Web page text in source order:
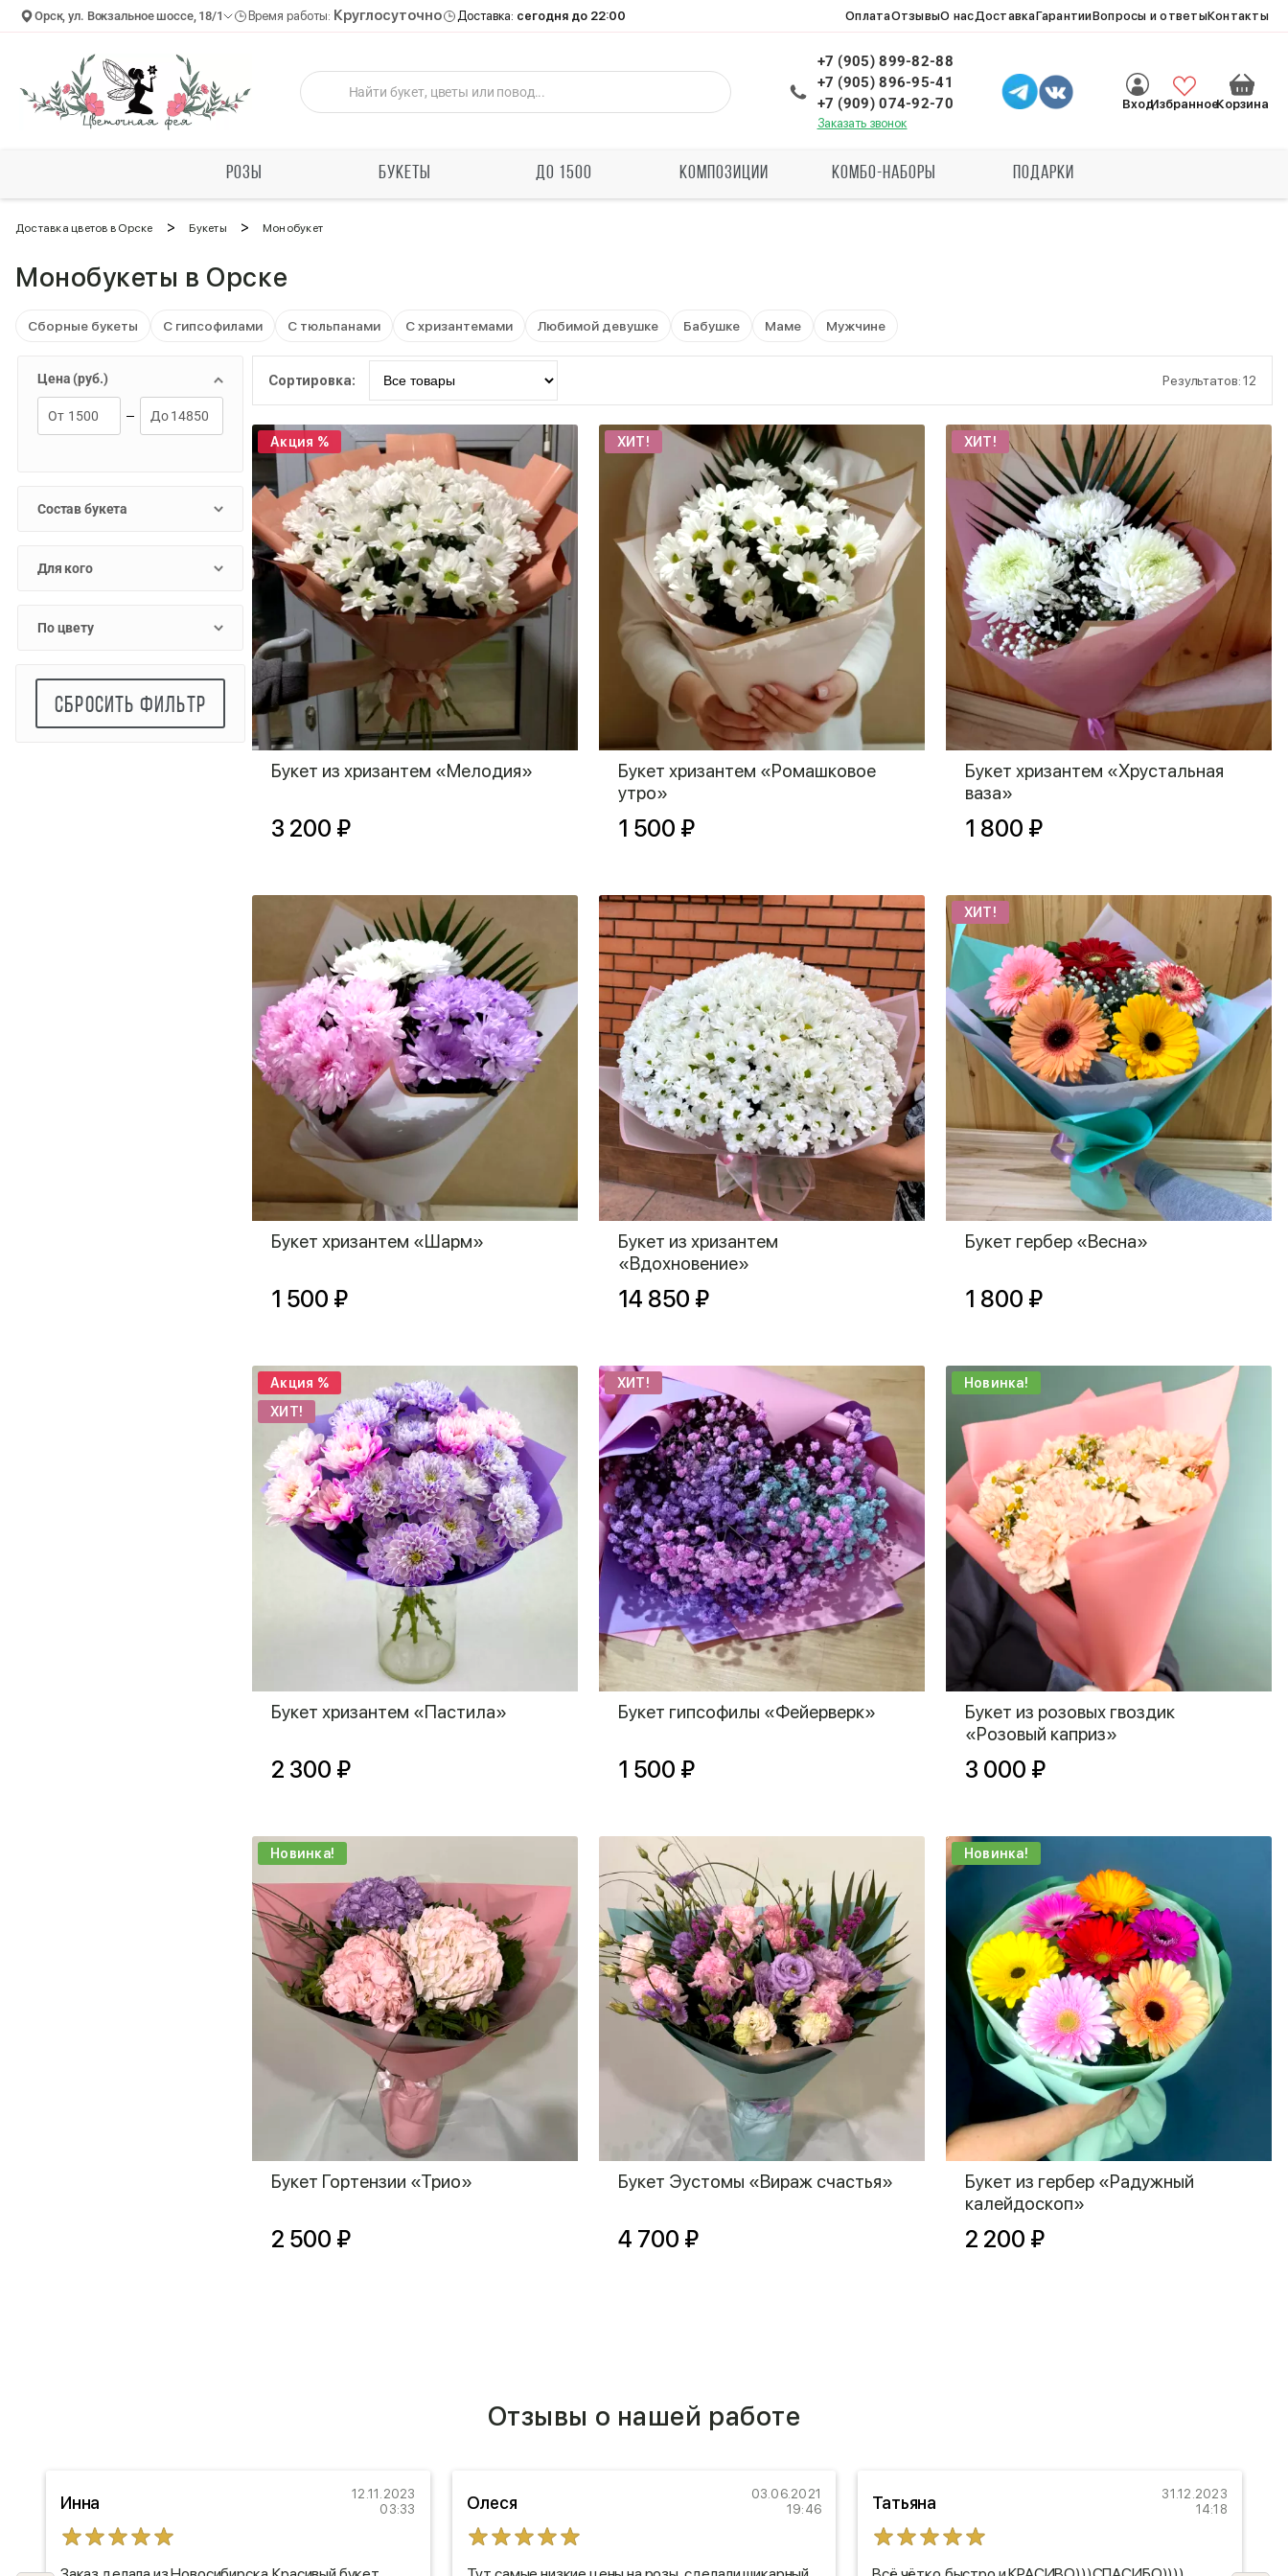
Орск, ул. Вокзальное шоссе, 18/1 Время работы: Круглосуточно Доставка: сегодня до 22:00 ОплатаОтзывыО насДоставкаГарантииВопросы и ответыКонтакты
+7 (905) 899-82-88
+7 (905) 896-95-41
+7 (909) 074-92-70
Заказать звонок
ВходИзбранноеКорзина
РОЗЫ БУКЕТЫ ДО 1500 КОМПОЗИЦИИ КОМБО-НАБОРЫ ПОДАРКИ
Доставка цветов в Орске > Букеты > Монобукет
Монобукеты в Орске
Сборные букеты С гипсофилами С тюльпанами С хризантемами Любимой девушке Бабушке Маме Мужчине
Цена (руб.)
Состав букета
Для кого
По цвету
СБРОСИТЬ ФИЛЬТР
Сортировка: Результатов:12
Акция %
Букет из хризантем «Мелодия»
3 200 ₽
ХИТ!
Букет хризантем «Ромашковое
утро»
1 500 ₽
ХИТ!
Букет хризантем «Хрустальная
ваза»
1 800 ₽
Букет хризантем «Шарм»
1 500 ₽
Букет из хризантем
«Вдохновение»
14 850 ₽
ХИТ!
Букет гербер «Весна»
1 800 ₽
Акция %
ХИТ!
Букет хризантем «Пастила»
2 300 ₽
ХИТ!
Букет гипсофилы «Фейерверк»
1 500 ₽
Новинка!
Букет из розовых гвоздик
«Розовый каприз»
3 000 ₽
Новинка!
Букет Гортензии «Трио»
2 500 ₽
Букет Эустомы «Вираж счастья»
4 700 ₽
Новинка!
Букет из гербер «Радужный
калейдоскоп»
2 200 ₽
Отзывы о нашей работе
Инна
12.11.2023
03:33
Олеся
03.06.2021
19:46
Татьяна
31.12.2023
14:18